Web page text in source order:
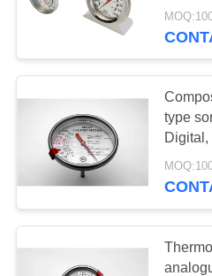
DEMANDEZ
UN DEVIS
PLAN
SITE
PRIVACY
POLICY
les
type
cadran